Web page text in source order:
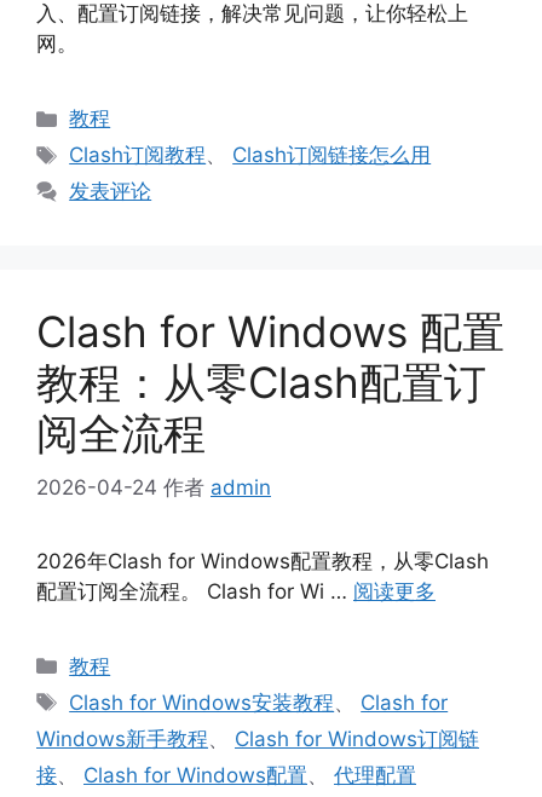
入、配置订阅链接，解决常见问题，让你轻松上
网。
分
类
教程
标
签
Clash订阅教程、 Clash订阅链接怎么用
发表评论
Clash for Windows 配置
教程：从零Clash配置订
阅全流程
2026-04-24 作者 admin
2026年Clash for Windows配置教程，从零Clash
配置订阅全流程。 Clash for Wi … 阅读更多
分
类
教程
标
签
Clash for Windows安装教程、 Clash for
Windows新手教程、 Clash for Windows订阅链
接、 Clash for Windows配置、 代理配置